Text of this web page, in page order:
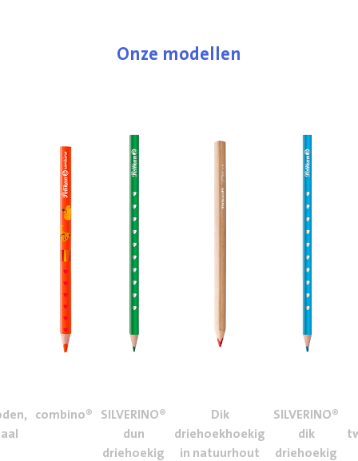
Onze modellen
combino®
SILVERINO®
dun
driehoekig
Dik
driehoekhoekig
in natuurhout
SILVERINO®
dik
driehoekig